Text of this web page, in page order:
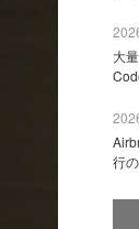
大
行